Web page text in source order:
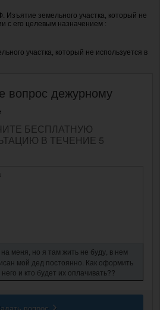
Изъятие земельного участка, который не
с его целевым назначением :
участка, который не используется в
вопрос дежурному
БЕСПЛАТНУЮ
В ТЕЧЕНИЕ 5
меня, но я там жить не буду, в нем
мой дед постоянно. Как оформить
и кто будет их оплачивать??